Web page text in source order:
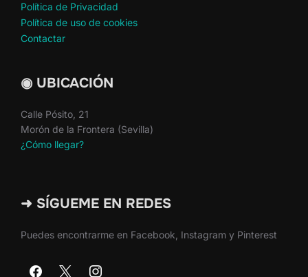
Política de Privacidad
Política de uso de cookies
Contactar
◉ UBICACIÓN
Calle Pósito, 21
Morón de la Frontera (Sevilla)
¿Cómo llegar?
➜ SÍGUEME EN REDES
Puedes encontrarme en Facebook, Instagram y Pinterest